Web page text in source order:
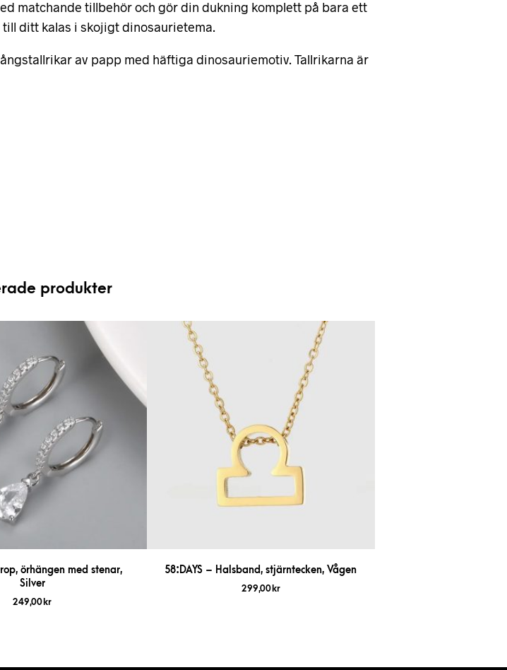
matchande tillbehör och gör din dukning komplett på bara ett
ditt kalas i skojigt dinosaurietema.
av papp med häftiga dinosauriemotiv. Tallrikarna är
produkter
örhängen med stenar,
Silver
249,00 kr
58:DAYS – Halsband, stjärntecken, Vågen
299,00 kr